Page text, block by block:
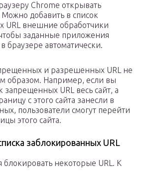
Chrome открывать
добавить в список
URL внешние обработчики
заданные приложения
браузере автоматически.
и разрешенных URL не
образом. Например, если вы
запрещенных URL весь сайт, а
с этого сайта занесли в
пользователи смогут перейти
этого сайта.
заблокированных URL
блокировать некоторые URL. К